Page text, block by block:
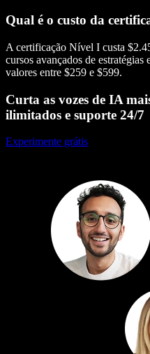
Qual é o custo da
A certificação Nível I custa
cursos avançados de
valores entre $259 e $599.
Curta as vozes de IA
ilimitados e suporte 24/7
Experimente grátis